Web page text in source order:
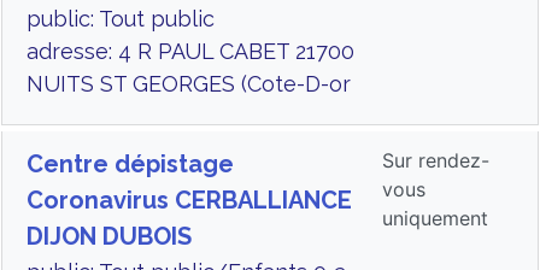
public: Tout public
adresse: 4 R PAUL CABET 21700
NUITS ST GEORGES (Cote-D-or
Centre dépistage
Coronavirus CERBALLIANCE
DIJON DUBOIS
Sur rendez-
vous
uniquement